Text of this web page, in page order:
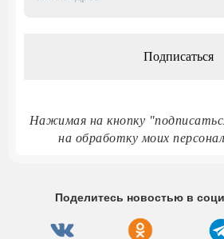
Нажимая на кнопку
на обработку моих
Поделитесь новостью в